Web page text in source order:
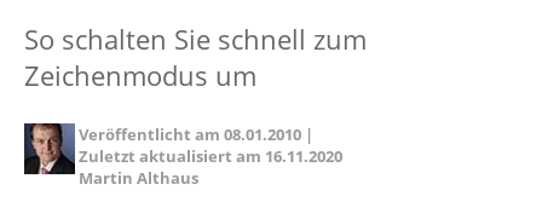
So schalten Sie schnell zum
Zeichenmodus um
Veröffentlicht am08.01.2010 |
Zuletzt aktualisiert am 16.11.2020
Martin Althaus